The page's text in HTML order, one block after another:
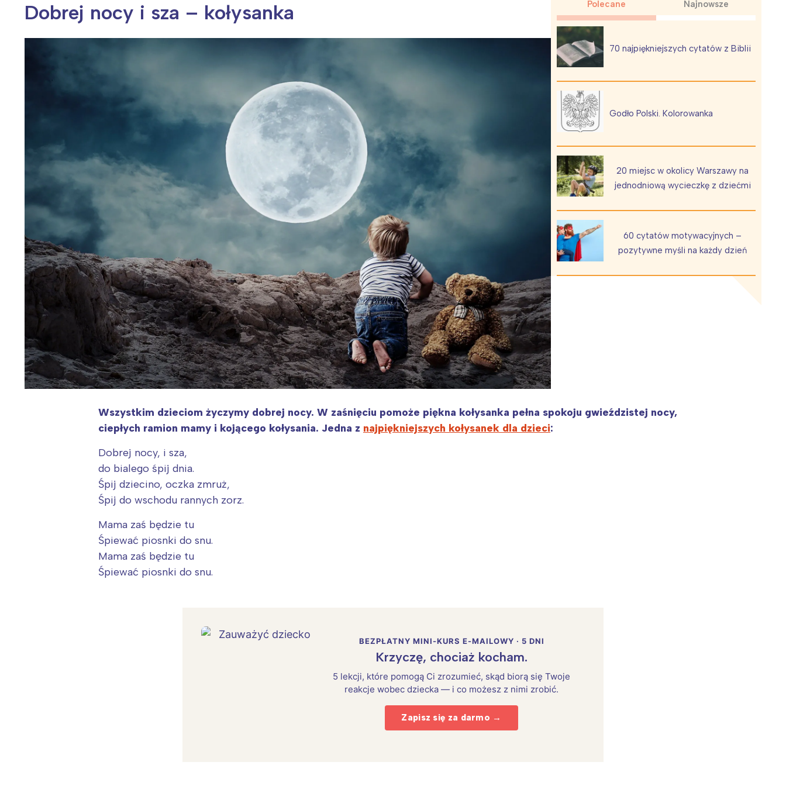
Kwitnąca wiśnia i jej płatki
Dobrej nocy i sza – kołysanka Polecane Najnowsze
70 najpiękniejszych cytatów z Biblii
Godło Polski. Kolorowanka
20 miejsc w okolicy Warszawy na
jednodniową wycieczkę z dziećmi
60 cytatów motywacyjnych –
pozytywne myśli na każdy dzień
Wszystkim dzieciom życzymy dobrej nocy. W zaśnięciu pomoże piękna kołysanka pełna spokoju gwieździstej nocy,
ciepłych ramion mamy i kojącego kołysania. Jedna z najpiękniejszych kołysanek dla dzieci:
Dobrej nocy, i sza,
do bialego śpij dnia.
Śpij dziecino, oczka zmruż,
Śpij do wschodu rannych zorz.
Mama zaś będzie tu
Śpiewać piosnki do snu.
Mama zaś będzie tu
Śpiewać piosnki do snu.
BEZPŁATNY MINI-KURS E-MAILOWY · 5 DNI
Krzyczę, chociaż kocham.
5 lekcji, które pomogą Ci zrozumieć, skąd biorą się Twoje
reakcje wobec dziecka — i co możesz z nimi zrobić.
Zapisz się za darmo →